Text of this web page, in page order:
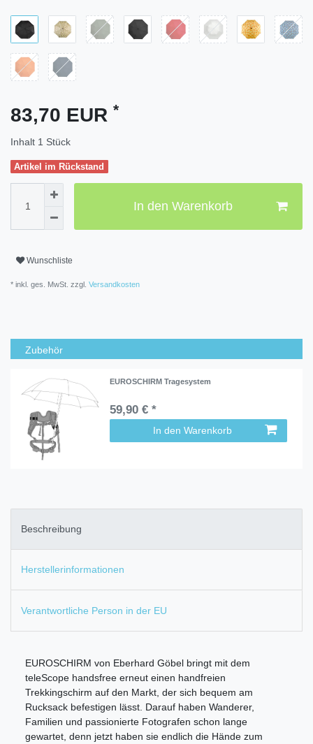
83,70 EUR *
Inhalt 1 Stück
Artikel im Rückstand
In den Warenkorb
Wunschliste
* inkl. ges. MwSt. zzgl. Versandkosten
Zubehör
EUROSCHIRM Tragesystem
59,90 € *
In den Warenkorb
Beschreibung
Herstellerinformationen
Verantwortliche Person in der EU
EUROSCHIRM von Eberhard Göbel bringt mit dem
teleScope handsfree erneut einen handfreien
Trekkingschirm auf den Markt, der sich bequem am
Rucksack befestigen lässt. Darauf haben Wanderer,
Familien und passionierte Fotografen schon lange
gewartet, denn jetzt haben sie endlich die Hände zum